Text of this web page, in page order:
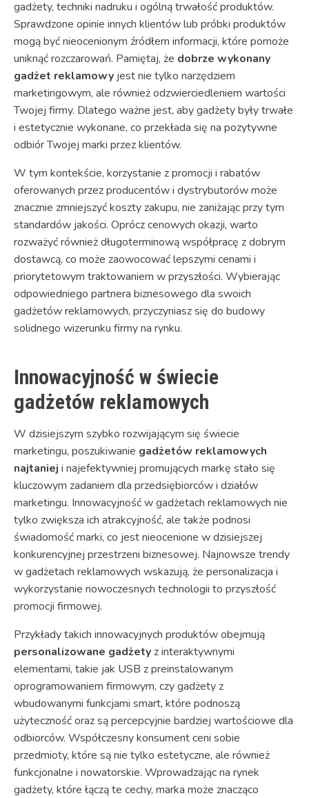
gadżety, techniki nadruku i ogólną trwałość produktów.
Sprawdzone opinie innych klientów lub próbki produktów
mogą być nieocenionym źródłem informacji, które pomoże
uniknąć rozczarowań. Pamiętaj, że dobrze wykonany
gadżet reklamowy jest nie tylko narzędziem
marketingowym, ale również odzwierciedleniem wartości
Twojej firmy. Dlatego ważne jest, aby gadżety były trwałe
i estetycznie wykonane, co przekłada się na pozytywne
odbiór Twojej marki przez klientów.
W tym kontekście, korzystanie z promocji i rabatów
oferowanych przez producentów i dystrybutorów może
znacznie zmniejszyć koszty zakupu, nie zaniżając przy tym
standardów jakości. Oprócz cenowych okazji, warto
rozważyć również długoterminową współpracę z dobrym
dostawcą, co może zaowocować lepszymi cenami i
priorytetowym traktowaniem w przyszłości. Wybierając
odpowiedniego partnera biznesowego dla swoich
gadżetów reklamowych, przyczyniasz się do budowy
solidnego wizerunku firmy na rynku.
Innowacyjność w świecie
gadżetów reklamowych
W dzisiejszym szybko rozwijającym się świecie
marketingu, poszukiwanie gadżetów reklamowych
najtaniej i najefektywniej promujących markę stało się
kluczowym zadaniem dla przedsiębiorców i działów
marketingu. Innowacyjność w gadżetach reklamowych nie
tylko zwiększa ich atrakcyjność, ale także podnosi
świadomość marki, co jest nieocenione w dzisiejszej
konkurencyjnej przestrzeni biznesowej. Najnowsze trendy
w gadżetach reklamowych wskazują, że personalizacja i
wykorzystanie nowoczesnych technologii to przyszłość
promocji firmowej.
Przykłady takich innowacyjnych produktów obejmują
personalizowane gadżetyz interaktywnymi
elementami, takie jak USB z preinstalowanym
oprogramowaniem firmowym, czy gadżety z
wbudowanymi funkcjami smart, które podnoszą
użyteczność oraz są percepcyjnie bardziej wartościowe dla
odbiorców. Współczesny konsument ceni sobie
przedmioty, które są nie tylko estetyczne, ale również
funkcjonalne i nowatorskie. Wprowadzając na rynek
gadżety, które łączą te cechy, marka może znacząco